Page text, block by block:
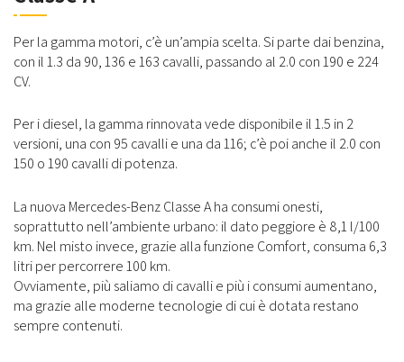
Per la gamma motori, c’è un’ampia scelta. Si parte dai benzina,
con il 1.3 da 90, 136 e 163 cavalli, passando al 2.0 con 190 e 224
CV.
Per i diesel, la gamma rinnovata vede disponibile il 1.5 in 2
versioni, una con 95 cavalli e una da 116; c’è poi anche il 2.0 con
150 o 190 cavalli di potenza.
La nuova Mercedes-Benz Classe A ha consumi onesti,
soprattutto nell’ambiente urbano: il dato peggiore è 8,1 l/100
km. Nel misto invece, grazie alla funzione Comfort, consuma 6,3
litri per percorrere 100 km.
Ovviamente, più saliamo di cavalli e più i consumi aumentano,
ma grazie alle moderne tecnologie di cui è dotata restano
sempre contenuti.